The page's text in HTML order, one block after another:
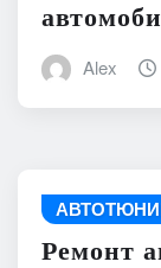
Alex
Ремонт